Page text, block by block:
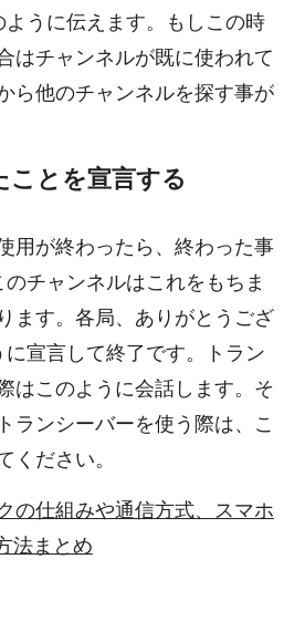
ように伝えます。もしこの時
はチャンネルが既に使われて
ら他のチャンネルを探す事が
とを宣言する
用が終わったら、終わった事
のチャンネルはこれをもちま
ます。各局、ありがとうござ
に宣言して終了です。トラン
はこのように会話します。そ
ランシーバーを使う際は、こ
ください。
の仕組みや通信方式、スマホ
法まとめ